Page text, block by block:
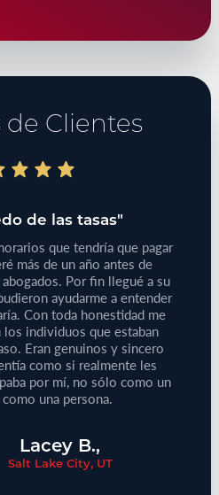
de Clientes
de las tasas"
que tendría que pagar
más de un año antes de
Por fin llegué a su
ayudarme a entender
Con toda honestidad me
individuos que estaban
Eran genuinos y sincero
como si realmente les
por mí, no sólo como un
una persona.
Lacey B.,
Salt Lake City, UT